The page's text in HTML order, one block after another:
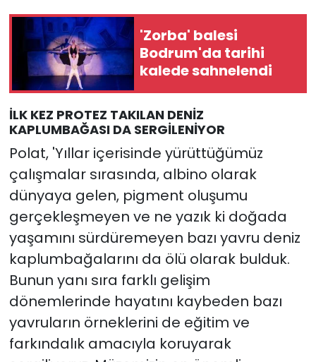
'Zorba' balesi
Bodrum'da tarihi
kalede sahnelendi
İLK KEZ PROTEZ TAKILAN DENİZ
KAPLUMBAĞASI DA SERGİLENİYOR
Polat, 'Yıllar içerisinde yürüttüğümüz
çalışmalar sırasında, albino olarak
dünyaya gelen, pigment oluşumu
gerçekleşmeyen ve ne yazık ki doğada
yaşamını sürdüremeyen bazı yavru deniz
kaplumbağalarını da ölü olarak bulduk.
Bunun yanı sıra farklı gelişim
dönemlerinde hayatını kaybeden bazı
yavruların örneklerini de eğitim ve
farkındalık amacıyla koruyarak